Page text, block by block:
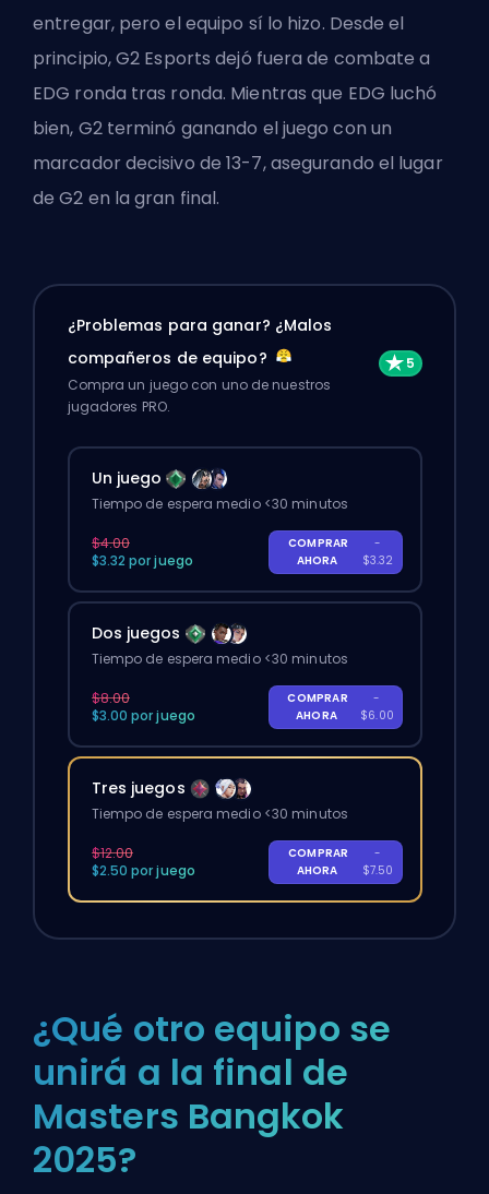
entregar, pero el equipo sí lo hizo. Desde el
principio, G2 Esports dejó fuera de combate a
EDG ronda tras ronda. Mientras que EDG luchó
bien, G2 terminó ganando el juego con un
marcador decisivo de 13-7, asegurando el lugar
de G2 en la gran final.
¿Problemas para ganar? ¿Malos
compañeros de equipo?
Compra un juego con uno de nuestros
jugadores PRO.
Un juego
Tiempo de espera medio <30 minutos
$4.00
$3.32 por juego
COMPRAR
AHORA
-
$3.32
Dos juegos
Tiempo de espera medio <30 minutos
$8.00
$3.00 por juego
COMPRAR
AHORA
-
$6.00
Tres juegos
Tiempo de espera medio <30 minutos
$12.00
$2.50 por juego
COMPRAR
AHORA
-
$7.50
¿Qué otro equipo se
unirá a la final de
Masters Bangkok
2025?